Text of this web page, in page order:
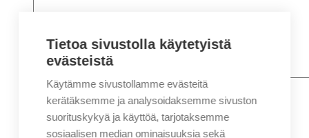
Nimi*
Etunimi
Sukunimi
Tietoa sivustolla käytetyistä
evästeistä
Käytämme sivustollamme evästeitä
kerätäksemme ja analysoidaksemme sivuston
suorituskykyä ja käyttöä, tarjotaksemme
sosiaalisen median ominaisuuksia sekä